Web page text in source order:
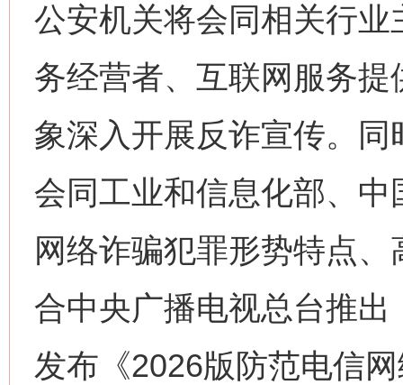
公安机关将会同相关行
务经营者、互联网服务
象深入开展反诈宣传。
会同工业和信息化部、
网络诈骗犯罪形势特点
合中央广播电视总台推
发布《2026版防范电信